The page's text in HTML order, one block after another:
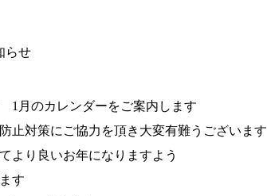
らせ
1月のカレンダーをご案内します
止対策にご協力を頂き大変有難うございます
より良いお年になりますよう
す